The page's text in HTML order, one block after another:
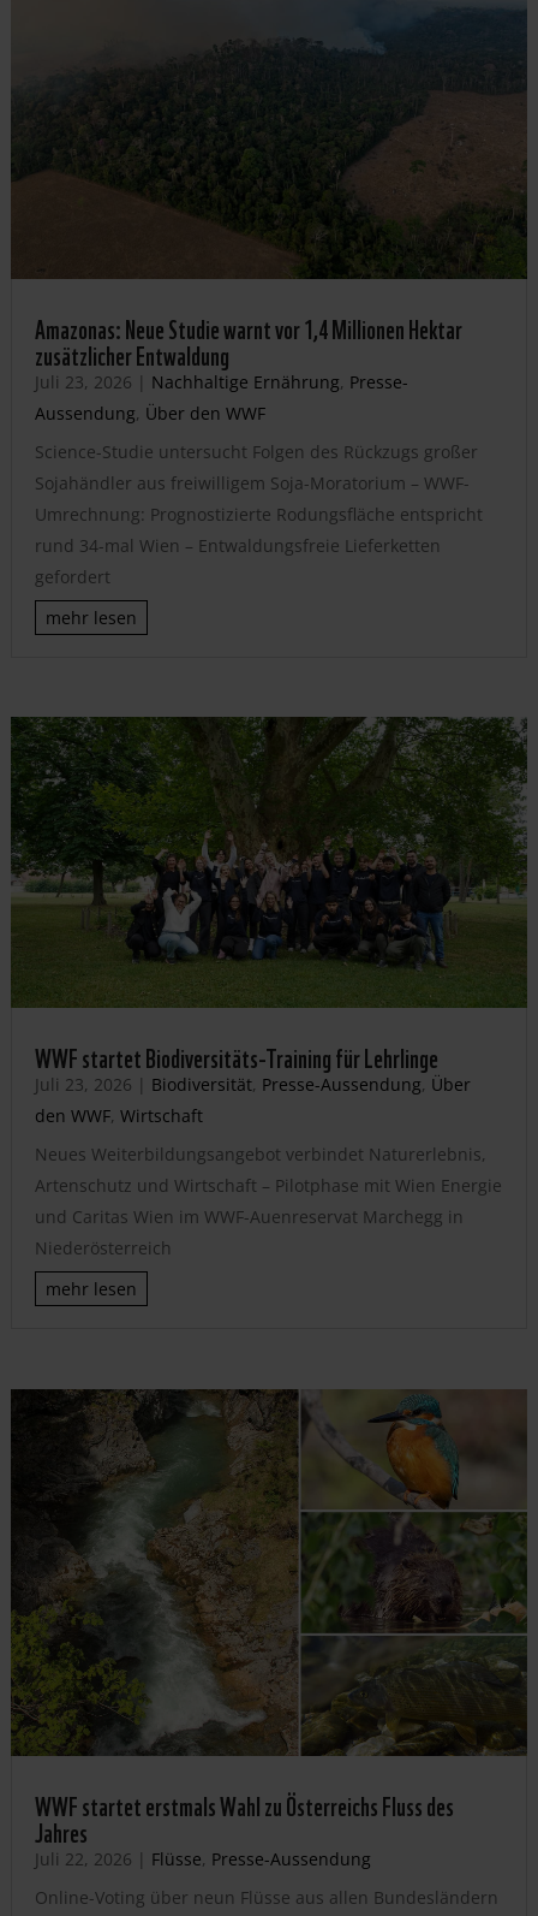
Amazonas: Neue Studie warnt vor 1,4 Millionen Hektar
zusätzlicher Entwaldung
Juli 23, 2026 | Nachhaltige Ernährung, Presse-
Aussendung, Über den WWF
Science-Studie untersucht Folgen des Rückzugs großer
Sojahändler aus freiwilligem Soja-Moratorium – WWF-
Umrechnung: Prognostizierte Rodungsfläche entspricht
rund 34-mal Wien – Entwaldungsfreie Lieferketten
gefordert
mehr lesen
WWF startet Biodiversitäts-Training für Lehrlinge
Juli 23, 2026 | Biodiversität, Presse-Aussendung, Über
den WWF, Wirtschaft
Neues Weiterbildungsangebot verbindet Naturerlebnis,
Artenschutz und Wirtschaft – Pilotphase mit Wien Energie
und Caritas Wien im WWF-Auenreservat Marchegg in
Niederösterreich
mehr lesen
WWF startet erstmals Wahl zu Österreichs Fluss des
Jahres
Juli 22, 2026 | Flüsse, Presse-Aussendung
Online-Voting über neun Flüsse aus allen Bundesländern